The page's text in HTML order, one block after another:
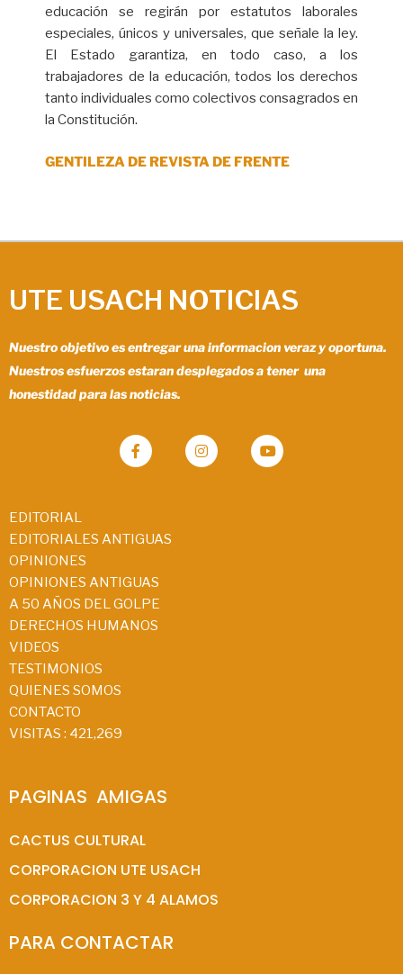
educación se regirán por estatutos laborales
especiales, únicos y universales, que señale la ley.
El Estado garantiza, en todo caso, a los
trabajadores de la educación, todos los derechos
tanto individuales como colectivos consagrados en
la Constitución.
GENTILEZA DE REVISTA DE FRENTE
UTE USACH NOTICIAS
Nuestro objetivo es entregar una informacion veraz y oportuna.
Nuestros esfuerzos estaran desplegados a tener una
honestidad para las noticias.
EDITORIAL
EDITORIALES ANTIGUAS
OPINIONES
OPINIONES ANTIGUAS
A 50 AÑOS DEL GOLPE
DERECHOS HUMANOS
VIDEOS
TESTIMONIOS
QUIENES SOMOS
CONTACTO
VISITAS : 421,269
PAGINAS  AMIGAS
CACTUS CULTURAL
CORPORACION UTE USACH
CORPORACION 3 Y 4 ALAMOS
PARA CONTACTAR